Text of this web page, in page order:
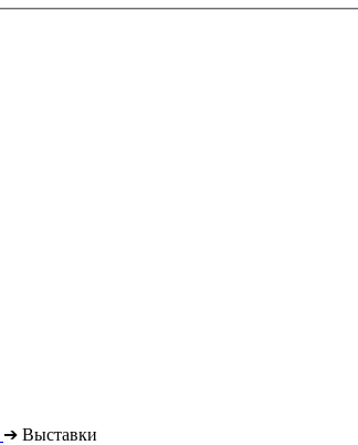
➔ Выставки